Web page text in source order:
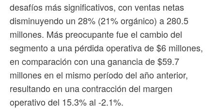
desafíos más significativos, con ventas netas
disminuyendo un 28% (21% orgánico) a 280.5
millones. Más preocupante fue el cambio del
segmento a una pérdida operativa de $6 millones,
en comparación con una ganancia de $59.7
millones en el mismo período del año anterior,
resultando en una contracción del margen
operativo del 15.3% al -2.1%.